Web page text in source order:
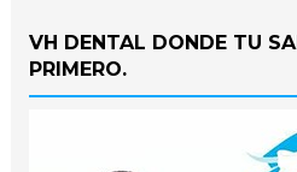
VH DENTAL DONDE TU
PRIMERO.